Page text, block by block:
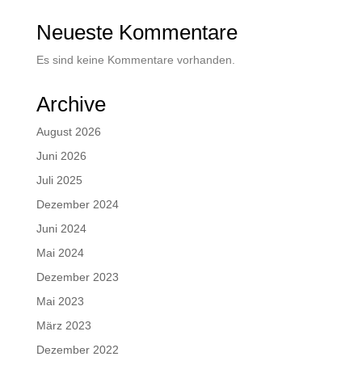
Neueste Kommentare
Es sind keine Kommentare vorhanden.
Archive
August 2026
Juni 2026
Juli 2025
Dezember 2024
Juni 2024
Mai 2024
Dezember 2023
Mai 2023
März 2023
Dezember 2022